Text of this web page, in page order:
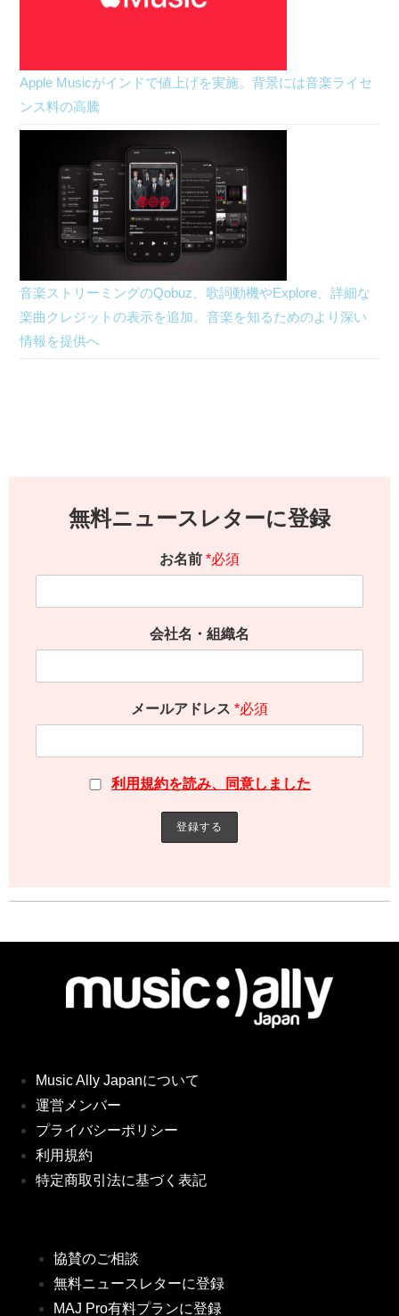
Apple Musicがインドで値上げを実施。背景には音楽ライセ
ンス料の高騰
音楽ストリーミングのQobuz、歌詞動機やExplore、詳細な
楽曲クレジットの表示を追加。音楽を知るためのより深い
情報を提供へ
無料ニュースレターに登録
お名前 *必須
会社名・組織名
メールアドレス *必須
利用規約を読み、同意しました
Music Ally Japanについて
運営メンバー
プライバシーポリシー
利用規約
特定商取引法に基づく表記
協賛のご相談
無料ニュースレターに登録
MAJ Pro有料プランに登録